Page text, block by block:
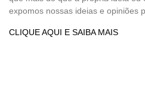
expomos nossas ideias e opiniões
CLIQUE AQUI E SAIBA MAIS